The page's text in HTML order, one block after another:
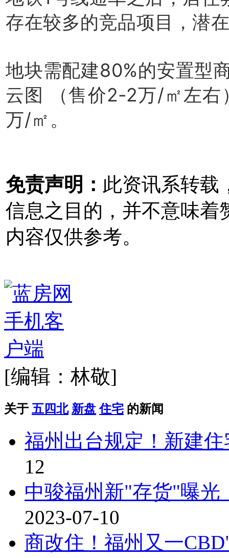
存在较多的竞品项目，潜
地块需配建80%的安置型
云图 （售价2-2万/㎡左
万/㎡。
免责声明： 此资讯系转载
信息之目的，并不意味着
内容仅供参考。
[编辑：林敬]
关于 五四北 新盘 住宅 的新闻
福州出台规定！新建
12
中骏福州新"存货"曝光
2023-07-10
商改住！福州又一